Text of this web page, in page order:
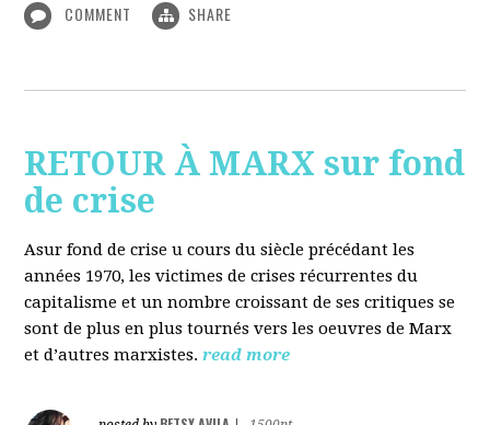
COMMENT SHARE
RETOUR À MARX sur fond
de crise
Asur fond de crise u cours du siècle précédant les
années 1970, les victimes de crises récurrentes du
capitalisme et un nombre croissant de ses critiques se
sont de plus en plus tournés vers les oeuvres de Marx
et d’autres marxistes. read more